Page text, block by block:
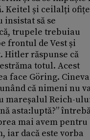
Keitel și ceilalți
să se
trupele trebuiau
frontul de Vest și
Hitler răspunse că
totul. Acest
face Göring.
că nimeni nu
mareșalul Reich-
asta:luptă?”
mai avem pentru
iar dacă este vorba